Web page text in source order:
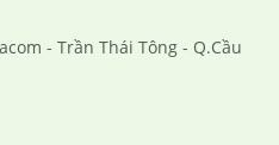
- Trần Thái Tông - Q.Cầu